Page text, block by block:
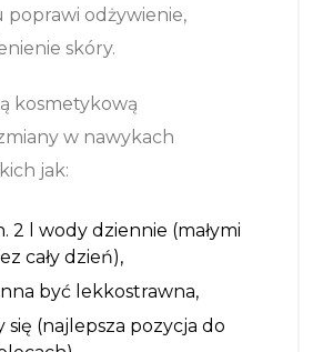
poprawi odżywienie,
skóry.
kosmetykową
w nawykach
jak:
2 l wody dziennie (małymi
cały dzień),
być lekkostrawna,
się (najlepsza pozycja do